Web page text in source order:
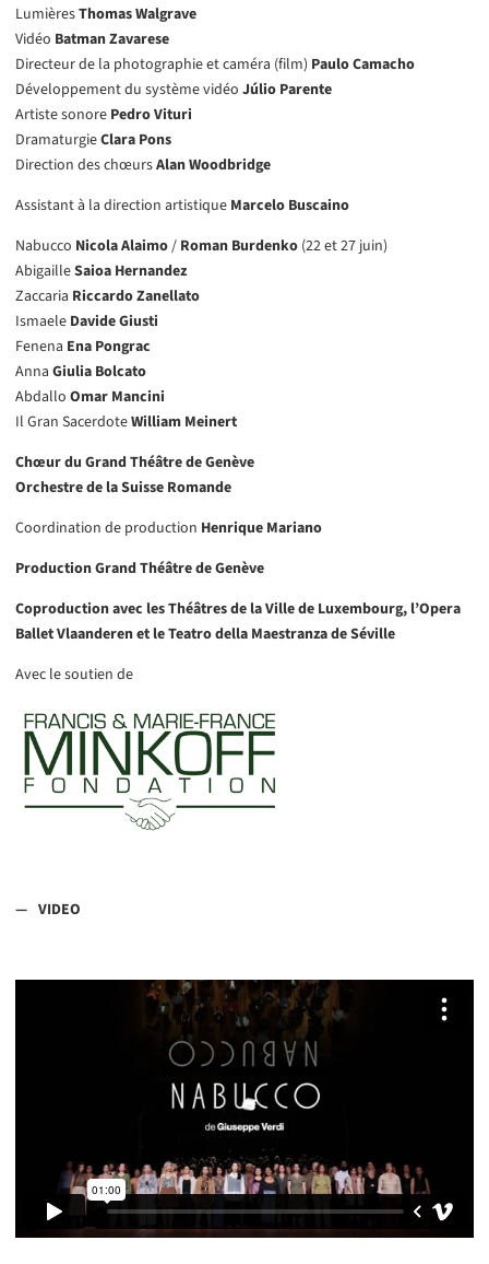
LumièresThomas Walgrave
Vidéo Batman Zavarese
Directeur de la photographie et caméra (film) Paulo Camacho
Développement du système vidéo Júlio Parente
Artiste sonore Pedro Vituri
DramaturgieClara Pons
Direction des chœursAlan Woodbridge
Assistant à la direction artistique Marcelo Buscaino
Nabucco Nicola Alaimo/ Roman Burdenko (22 et 27 juin)
AbigailleSaioa Hernandez
Zaccaria Riccardo Zanellato
Ismaele Davide Giusti
Fenena Ena Pongrac
Anna Giulia Bolcato
Abdallo Omar Mancini
Il Gran SacerdoteWilliam Meinert
Chœur du Grand Théâtre de Genève
Orchestre de la Suisse Romande
Coordination de production Henrique Mariano
Production Grand Théâtre de Genève
Coproduction avec les Théâtres de la Ville de Luxembourg, l’Opera
Ballet Vlaanderen et le Teatro della Maestranza de Séville
Avec le soutien de
VIDEO